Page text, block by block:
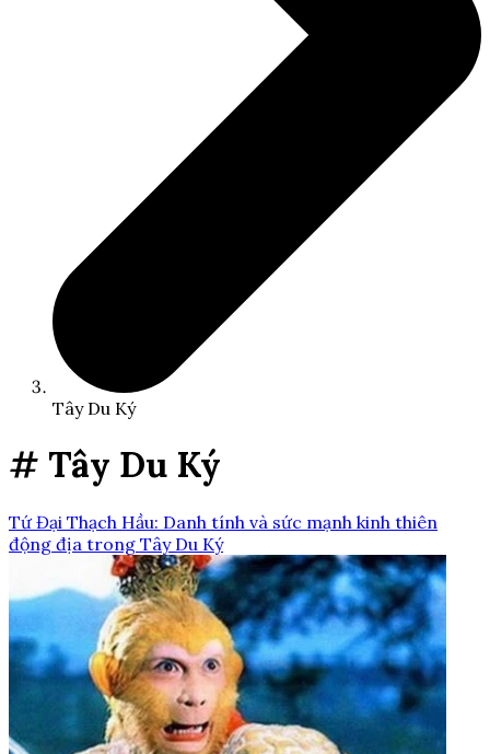
Tây Du Ký
# Tây Du Ký
Tứ Đại Thạch Hầu: Danh tính và sức mạnh kinh thiên
động địa trong Tây Du Ký